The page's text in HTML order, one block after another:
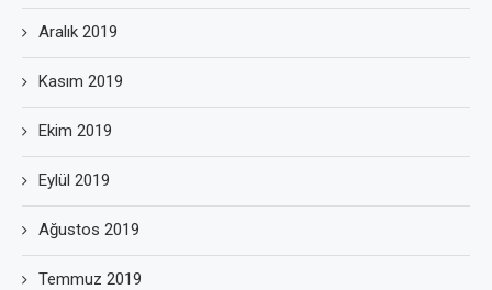
Aralık 2019
Kasım 2019
Ekim 2019
Eylül 2019
Ağustos 2019
Temmuz 2019